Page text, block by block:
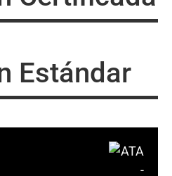
Estándar